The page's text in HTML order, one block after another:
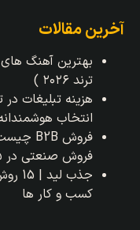
آخرین مقالات
بهترین آهنگ های
ترند ۲۰۲۶ )
هزینه تبلیغات
انتخاب هوشمندانه در
فروش صنعتی در ۱۴۰۵
کسب و کار ها